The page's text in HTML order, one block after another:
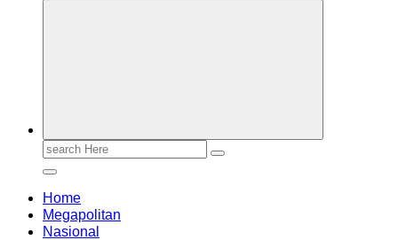
Search
Home
Megapolitan
Nasional